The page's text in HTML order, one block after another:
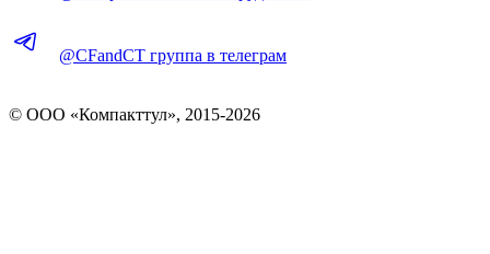
@CFandCT группа в телеграм
© OOO «Компакттул», 2015-2026